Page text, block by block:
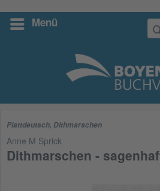
Menü
Suchen
Plattdeutsch, Dithmarschen
Anne M Sprick
Dithmarschen -